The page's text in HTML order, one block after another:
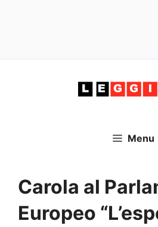
Menu
Carola al
Europeo